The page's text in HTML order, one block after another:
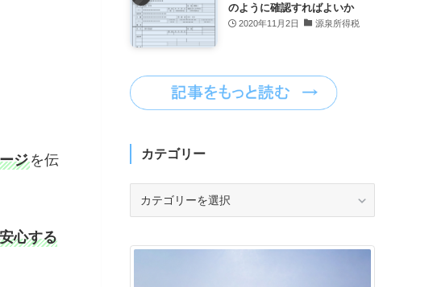
ジ を伝
心する
のように確認すればよいか
2020年11月2日 源泉所得税
カテゴリー
リ